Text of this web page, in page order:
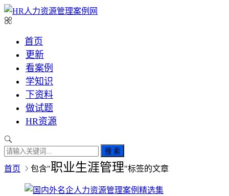
首页
更新
看案例
学知识
下资料
做试题
HR资源
搜 索
首页 包含"职业生涯管理"标签的文章